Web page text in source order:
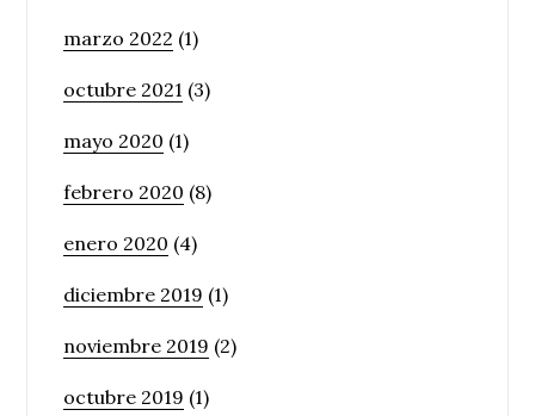
marzo 2022 (1)
octubre 2021 (3)
mayo 2020 (1)
febrero 2020 (8)
enero 2020 (4)
diciembre 2019 (1)
noviembre 2019 (2)
octubre 2019 (1)